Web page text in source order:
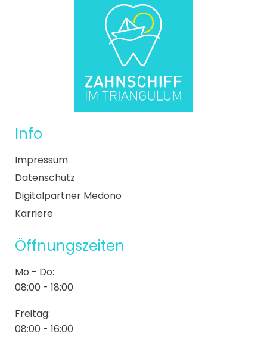
Info
Impressum
Datenschutz
Digitalpartner Medono
Karriere
Öffnungszeiten
Mo - Do:
08:00 - 18:00
Freitag:
08:00 - 16:00